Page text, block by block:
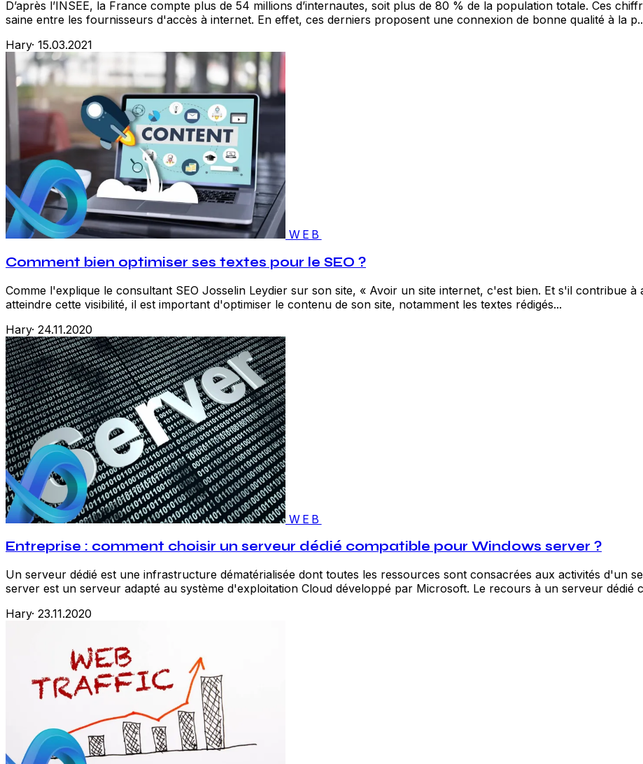
D’après l’INSEE, la France compte plus de 54 millions d’internautes, soit plus de 80 % de la population totale. Ces
saine entre les fournisseurs d'accès à internet. En effet, ces derniers proposent une connexion de bonne qualité à la
Hary· 15.03.2021
WEB
Comment bien optimiser ses textes pour le SEO ?
Comme l'explique le consultant SEO Josselin Leydier sur son site, « Avoir un site internet, c'est bien. Et s'il contribue
atteindre cette visibilité, il est important d'optimiser le contenu de son site, notamment les textes rédigés...
Hary· 24.11.2020
WEB
Entreprise : comment choisir un serveur dédié compatible pour Windows server ?
Un serveur dédié est une infrastructure dématérialisée dont toutes les ressources sont consacrées aux activités d'un
server est un serveur adapté au système d'exploitation Cloud développé par Microsoft. Le recours à un serveur dédié
Hary· 23.11.2020